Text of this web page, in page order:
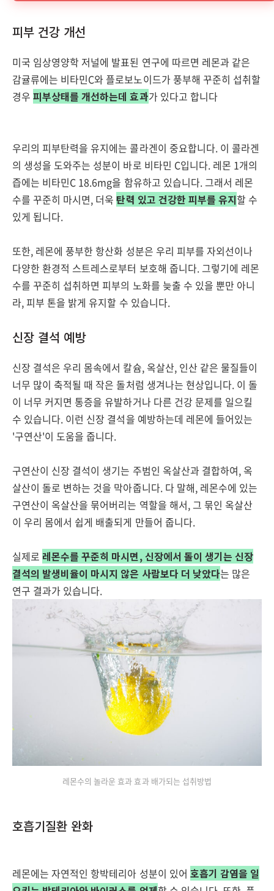
피부 건강 개선
미국 임상영양학 저널에 발표된 연구에 따르면 레몬과 같은
감귤류에는 비타민C와 플로보노이드가 풍부해 꾸준히 섭취할
경우피부상태를 개선하는데 효과가 있다고 합니다
우리의 피부탄력을 유지에는 콜라겐이 중요합니다. 이 콜라겐
의 생성을 도와주는 성분이 바로 비타민 C입니다. 레몬 1개의
즙에는 비타민C 18.6mg을 함유하고 있습니다. 그래서 레몬
수를 꾸준히 마시면, 더욱탄력 있고 건강한 피부를 유지할 수
있게 됩니다.
또한, 레몬에 풍부한 항산화 성분은 우리 피부를 자외선이나
다양한 환경적 스트레스로부터 보호해 줍니다. 그렇기에 레몬
수를 꾸준히 섭취하면 피부의 노화를 늦출 수 있을 뿐만 아니
라, 피부 톤을 밝게 유지할 수 있습니다.
신장 결석 예방
신장 결석은 우리 몸속에서 칼슘, 옥살산, 인산 같은 물질들이
너무 많이 축적될 때 작은 돌처럼 생겨나는 현상입니다. 이 돌
이 너무 커지면 통증을 유발하거나 다른 건강 문제를 일으킬
수 있습니다. 이런 신장 결석을 예방하는데 레몬에 들어있는
'구연산'이 도움을 줍니다.
구연산이 신장 결석이 생기는 주범인 옥살산과 결합하여, 옥
살산이 돌로 변하는 것을 막아줍니다. 다 말해, 레몬수에 있는
구연산이 옥살산을 묶어버리는 역할을 해서, 그 묶인 옥살산
이 우리 몸에서 쉽게 배출되게 만들어 줍니다.
실제로 레몬수를 꾸준히 마시면, 신장에서 돌이 생기는 신장
결석의 발생비율이 마시지 않은 사람보다 더 낮았다는 많은
연구 결과가 있습니다.
레몬수의 놀라운 효과 효과 배가되는 섭취방법
호흡기질환 완화
레몬에는 자연적인 항박테리아 성분이 있어 호흡기 감염을 일